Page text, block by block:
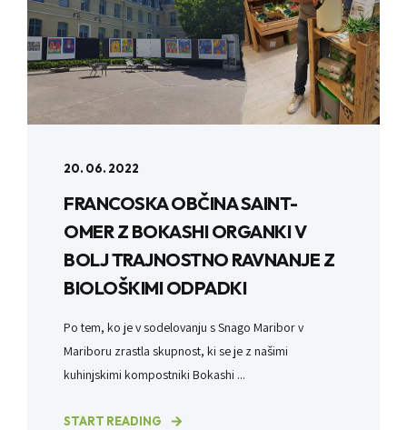
20. 06. 2022
FRANCOSKA OBČINA SAINT-
OMER Z BOKASHI ORGANKI V
BOLJ TRAJNOSTNO RAVNANJE Z
BIOLOŠKIMI ODPADKI
Po tem, ko je v sodelovanju s Snago Maribor v
Mariboru zrastla skupnost, ki se je z našimi
kuhinjskimi kompostniki Bokashi ...
START READING